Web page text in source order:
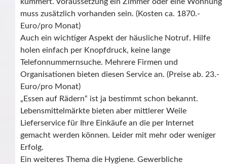
muss zusätzlich vorhanden sein. (Kosten ca. 1870.-
Euro/pro Monat)
Auch ein wichtiger Aspekt der häusliche Notruf. Hilfe
holen einfach per Knopfdruck, keine lange
Telefonnummernsuche. Mehrere Firmen und
Organisationen bieten diesen Service an. (Preise ab. 23.-
Euro/pro Monat)
„Essen auf Rädern“ ist ja bestimmt schon bekannt.
Lebensmittelmärkte bieten aber mittlerer Weile
Lieferservice für Ihre Einkäufe an die per Internet
gemacht werden können. Leider mit mehr oder weniger
Erfolg.
Ein weiteres Thema die Hygiene. Gewerbliche